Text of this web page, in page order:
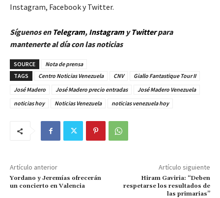
Instagram, Facebook y Twitter.
Síguenos en Telegram, InstagramyTwitterpara
mantenerte al día con las noticias
SOURCE
Nota de prensa
TAGS
Centro Noticias Venezuela CNV
Giallo Fantastique Tour II
José Madero
José Madero precio entradas
José Madero Venezuela
noticias hoy
Noticias Venezuela noticias venezuela hoy
Artículo anterior
Yordano y Jeremías ofrecerán
un concierto en Valencia
Artículo siguiente
Hiram Gaviria: “Deben
respetarse los resultados de
las primarias”